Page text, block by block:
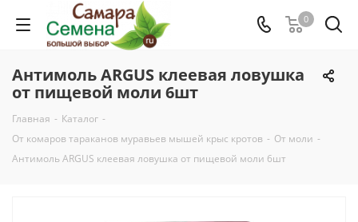
0
Антимоль ARGUS клеевая ловушка
от пищевой моли 6шт
Главная - Каталог -
От комаров тараканов муравьев мышей крыс кротов - От моли -
Антимоль ARGUS клеевая ловушка от пищевой моли 6шт